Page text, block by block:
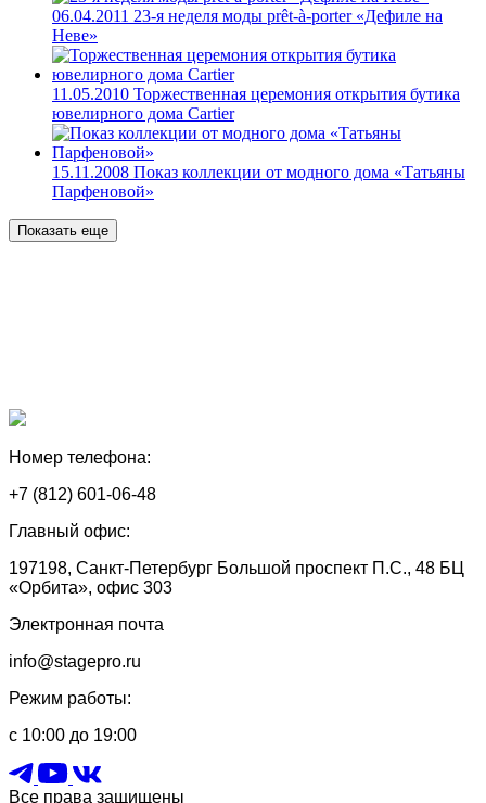
06.04.2011 23-я неделя моды prêt-à-porter «Дефиле на
Неве»
11.05.2010 Торжественная церемония открытия бутика
ювелирного дома Cartier
15.11.2008 Показ коллекции от модного дома «Татьяны
Парфеновой»
Показать еще
Номер телефона:
+7 (812) 601-06-48
Главный офис:
197198, Санкт-Петербург Большой проспект П.С., 48 БЦ
«Орбита», офис 303
Электронная почта
info@stagepro.ru
Режим работы:
с 10:00 до 19:00
Все права защищены